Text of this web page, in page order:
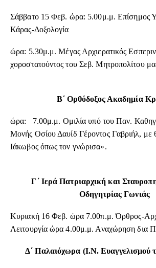
Σάββατο 15 Φεβ. ώρα: 5.00μ.μ. Επίσημος
Κάρας-Δοξολογία
ώρα: 5.30μ.μ. Μέγας Αρχιερατικός
χοροστατούντος του Σεβ. Μητροπολίτου
Β΄ Ορθόδοξος Ακαδημία
ώρα: 7.00μ.μ. Ομιλία υπό του Παν.
Μονής Οσίου Δαυίδ Γέροντος Γαβριήλ,
Ιάκωβος όπως τον γνώρισα».
Γ΄ Ιερά Πατριαρχική και
Οδηγητρίας Γωνιάς
Κυριακή 16 Φεβ. ώρα 7.00π.μ. Όρθρος-
Λειτουργία ώρα 4.00μ.μ. Αναχώρηση δια
Δ΄ Παλαιόχωρα (Ι.Ν. Ευαγγελισμού